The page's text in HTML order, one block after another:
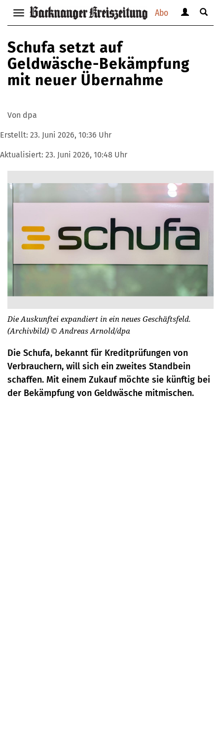
Abo
Navigation
anzeigen
verbergen
anzeigen
Suche
Schufa setzt auf
Geldwäsche-Bekämpfung
mit neuer Übernahme
Von dpa
Erstellt: 23. Juni 2026, 10:36 Uhr
Aktualisiert: 23. Juni 2026, 10:48 Uhr
Die Auskunftei expandiert in ein neues Geschäftsfeld.
(Archivbild) © Andreas Arnold/dpa
Die Schufa, bekannt für Kreditprüfungen von
Verbrauchern, will sich ein zweites Standbein
schaffen. Mit einem Zukauf möchte sie künftig bei
der Bekämpfung von Geldwäsche mitmischen.